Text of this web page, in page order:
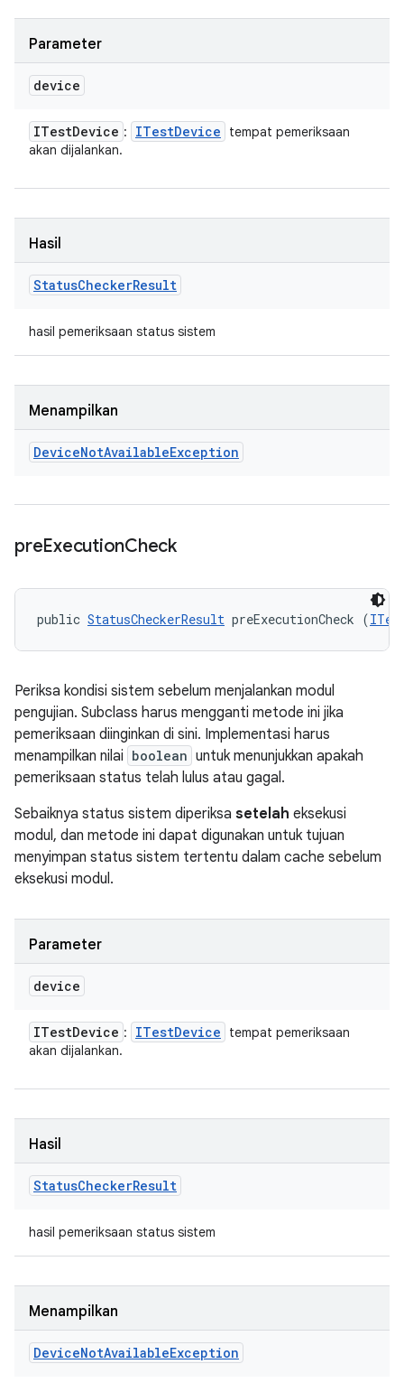
Parameter
device
ITestDevice : ITestDevice
tempat pemeriksaan
akan dijalankan.
Hasil
StatusCheckerResult
hasil pemeriksaan status sistem
Menampilkan
DeviceNotAvailableException
preExecutionCheck
public StatusCheckerResult preExecutionCheck (
Periksa kondisi sistem sebelum menjalankan modul
pengujian. Subclass harus mengganti metode ini jika
pemeriksaan diinginkan di sini. Implementasi harus
menampilkan nilai boolean untuk menunjukkan apakah
pemeriksaan status telah lulus atau gagal.
Sebaiknya status sistem diperiksa setelah eksekusi
modul, dan metode ini dapat digunakan untuk tujuan
menyimpan status sistem tertentu dalam cache sebelum
eksekusi modul.
Parameter
device
ITestDevice : ITestDevice
tempat pemeriksaan
akan dijalankan.
Hasil
StatusCheckerResult
hasil pemeriksaan status sistem
Menampilkan
DeviceNotAvailableException